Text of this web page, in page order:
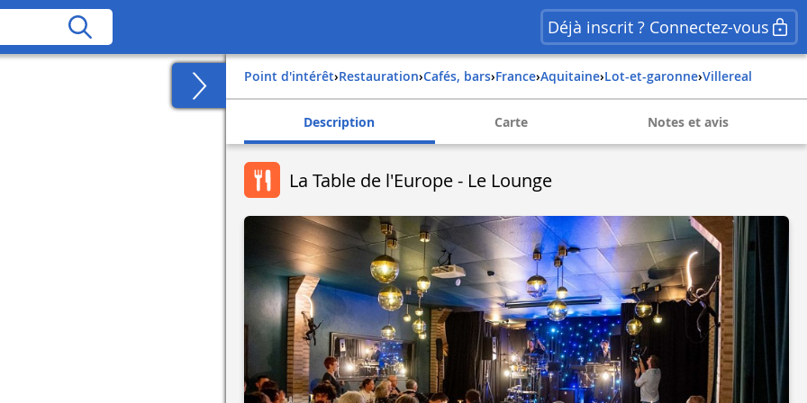
Déjà inscrit ? Connectez-vous
Point d'intérêt› Restauration› Cafés, bars› france› aquitaine› lot-et-garonne› villereal
Description Carte Notes et avis
La Table de l'Europe - Le Lounge